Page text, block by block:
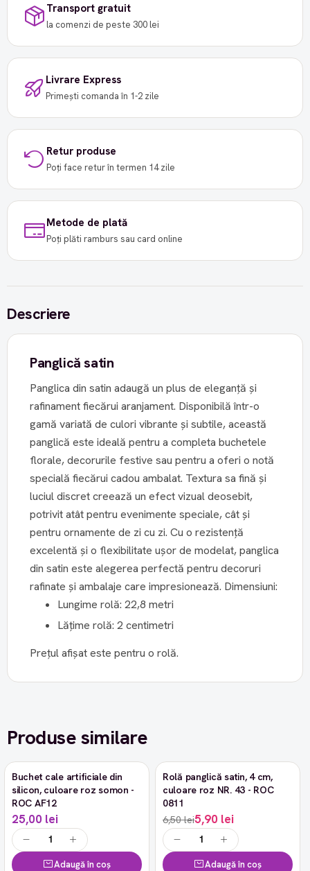
Transport gratuit
la comenzi de peste 300 lei
Livrare Express
Primești comanda în 1-2 zile
Retur produse
Poți face retur în termen 14 zile
Metode de plată
Poți plăti ramburs sau card online
Descriere
Panglică satin
Panglica din satin adaugă un plus de eleganță și
rafinament fiecărui aranjament. Disponibilă într-o
gamă variată de culori vibrante și subtile, această
panglică este ideală pentru a completa buchetele
florale, decorurile festive sau pentru a oferi o notă
specială fiecărui cadou ambalat. Textura sa fină și
luciul discret creează un efect vizual deosebit,
potrivit atât pentru evenimente speciale, cât și
pentru ornamente de zi cu zi. Cu o rezistență
excelentă și o flexibilitate ușor de modelat, panglica
din satin este alegerea perfectă pentru decoruri
rafinate și ambalaje care impresionează. Dimensiuni:
Lungime rolă: 22,8 metri
Lățime rolă: 2 centimetri
Prețul afișat este pentru o rolă.
Produse similare
Buchet cale artificiale din
silicon, culoare roz somon -
ROC AF12
25,00 lei
Adaugă în coș
-9%
Rolă panglică satin, 4 cm,
culoare roz NR. 43 - ROC
0811
6,50 lei5,90 lei
Adaugă în coș